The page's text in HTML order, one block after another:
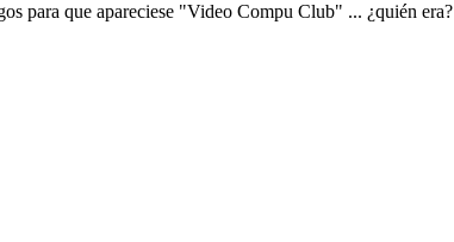
para que apareciese "Video Compu Club" ... ¿quién era?